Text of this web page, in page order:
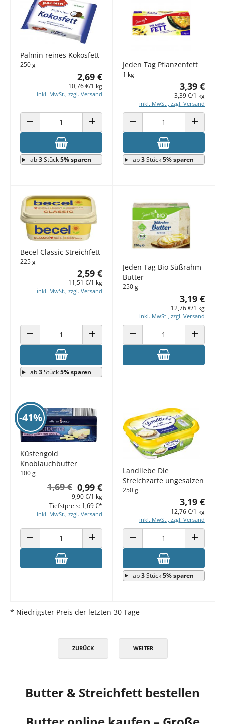
Palmin reines Kokosfett
250 g
2,69 €
10,76 €/1 kg
inkl. MwSt., zzgl. Versand
ANZAHL VERRINGERN ANZAHL ERHÖHEN
ab3Stück5% sparen
Jeden Tag Pflanzenfett
1 kg
3,39 €
3,39 €/1 kg
inkl. MwSt., zzgl. Versand
ANZAHL VERRINGERN ANZAHL
ab3Stück5% sparen
Becel Classic Streichfett
225 g
2,59 €
11,51 €/1 kg
inkl. MwSt., zzgl. Versand
ANZAHL VERRINGERN ANZAHL ERHÖHEN
ab3Stück5% sparen
Jeden Tag Bio Süßrahm
Butter
250 g
3,19 €
12,76 €/1 kg
inkl. MwSt., zzgl. Versand
ANZAHL VERRINGERN ANZAHL
-41%
Küstengold
Knoblauchbutter
100 g
0,99 €
1,69 €
9,90 €/1 kg
inkl. MwSt., zzgl. Versand
Tiefstpreis: 1,69 €*
ANZAHL VERRINGERN ANZAHL ERHÖHEN
Landliebe Die
Streichzarte ungesalzen
250 g
3,19 €
12,76 €/1 kg
inkl. MwSt., zzgl. Versand
ANZAHL VERRINGERN ANZAHL
ab3Stück5% sparen
* Niedrigster Preis der letzten 30 Tage
ZURÜCK WEITER
Butter & Streichfett bestellen